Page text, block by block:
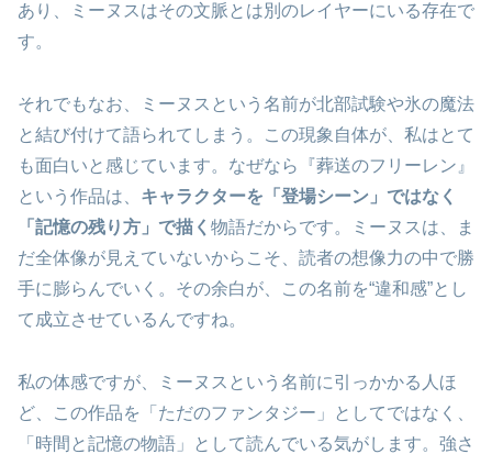
あり、ミーヌスはその文脈とは別のレイヤーにいる存在で
す。
それでもなお、ミーヌスという名前が北部試験や氷の魔法
と結び付けて語られてしまう。この現象自体が、私はとて
も面白いと感じています。なぜなら『葬送のフリーレン』
という作品は、 キャラクターを「登場シーン」ではなく
「記憶の残り方」で描く 物語だからです。ミーヌスは、ま
だ全体像が見えていないからこそ、読者の想像力の中で勝
手に膨らんでいく。その余白が、この名前を“違和感”とし
て成立させているんですね。
私の体感ですが、ミーヌスという名前に引っかかる人ほ
ど、この作品を「ただのファンタジー」としてではなく、
「時間と記憶の物語」として読んでいる気がします。強さ